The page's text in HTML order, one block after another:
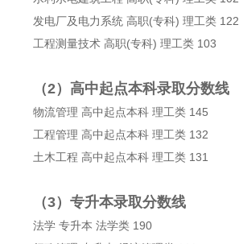
发电厂及电力系统 高职(专科) 理工类 122
工程测量技术 高职(专科) 理工类 103
（2）高中起点本科录取分数线
物流管理 高中起点本科 理工类 145
工程管理 高中起点本科 理工类 132
土木工程 高中起点本科 理工类 131
（3）专升本录取分数线
法学 专升本 法学类 190